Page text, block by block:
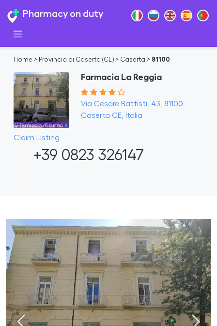
Pharmacy on duty
Home > Provincia di Caserta (CE) > Caserta > 81100
Farmacia La Reggia
Via Cesare Battisti, 43, 81100
Caserta CE, Italia
Claim Listing
+39 0823 326147